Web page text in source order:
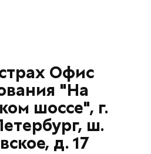
Офис
"На
шоссе", г.
ш.
д. 17